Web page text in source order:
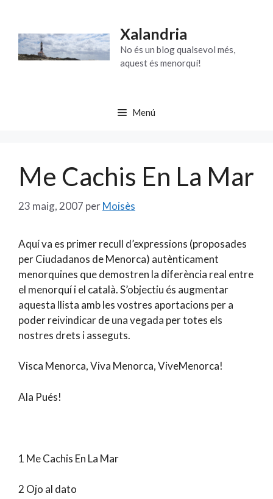
contingut
Xalandria
No és un blog qualsevol més,
aquest és menorquí!
Menú
Me Cachis En La Mar
23 maig, 2007 perMoisès
Aquí va es primer recull d’expressions (proposades
per Ciudadanos de Menorca) autènticament
menorquines que demostren la diferència real entre
el menorquí i el català. S’objectiu és augmentar
aquesta llista amb les vostres aportacions per a
poder reivindicar de una vegada per totes els
nostres drets i asseguts.
Visca Menorca, Viva Menorca, ViveMenorca!
Ala Pués!
1 Me Cachis En La Mar
2 Ojo al dato